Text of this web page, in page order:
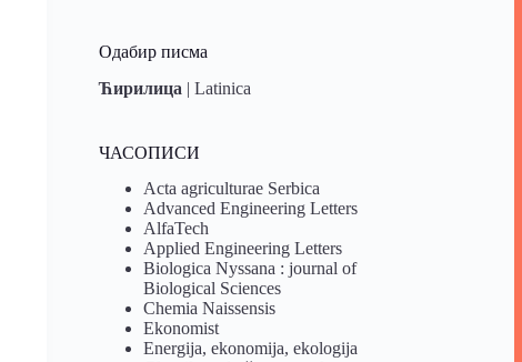
Одабир писма
Ћирилица |Latinica
ЧАСОПИСИ
Acta agriculturae Serbica
Advanced Engineering Letters
AlfaTech
Applied Engineering Letters
Biologica Nyssana : journal of
Biological Sciences
Chemia Naissensis
Ekonomist
Energija, ekonomija, ekologija